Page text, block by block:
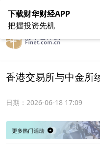
在线客服 关于我们
香港交易所与中金所
日期： 2026-06-18 17:09
下载财华财经APP
把握投资先机